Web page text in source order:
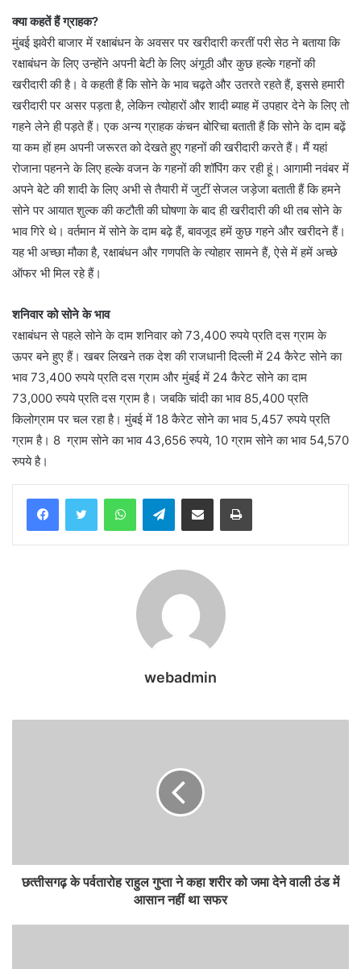
क्या कहतें हैं ग्राहक?
मुंबई झवेरी बाजार में रक्षाबंधन के अवसर पर खरीदारी करतीं परी सेठ ने बताया कि
रक्षाबंधन के लिए उन्होंने अपनी बेटी के लिए अंगूठी और कुछ हल्के गहनों की
खरीदारी की है। वे कहती हैं कि सोने के भाव चढ़ते और उतरते रहते हैं, इससे हमारी
खरीदारी पर असर पड़ता है, लेकिन त्योहारों और शादी ब्याह में उपहार देने के लिए तो
गहने लेने ही पड़ते हैं। एक अन्य ग्राहक कंचन बोरिचा बताती हैं कि सोने के दाम बढ़ें
या कम हों हम अपनी जरूरत को देखते हुए गहनों की खरीदारी करते हैं। मैं यहां
रोजाना पहनने के लिए हल्के वजन के गहनों की शॉपिंग कर रही हूं। आगामी नवंबर में
अपने बेटे की शादी के लिए अभी से तैयारी में जुटीं सेजल जड़ेजा बताती हैं कि हमने
सोने पर आयात शुल्क की कटौती की घोषणा के बाद ही खरीदारी की थी तब सोने के
भाव गिरे थे। वर्तमान में सोने के दाम बढ़े हैं, बावजूद हमें कुछ गहने और खरीदने हैं।
यह भी अच्छा मौका है, रक्षाबंधन और गणपति के त्योहार सामने हैं, ऐसे में हमें अच्छे
ऑफर भी मिल रहे हैं।
शनिवार को सोने के भाव
रक्षाबंधन से पहले सोने के दाम शनिवार को 73,400 रुपये प्रति दस ग्राम के
ऊपर बने हुए हैं। खबर लिखने तक देश की राजधानी दिल्ली में 24 कैरेट सोने का
भाव 73,400 रुपये प्रति दस ग्राम और मुंबई में 24 कैरेट सोने का दाम
73,000 रुपये प्रति दस ग्राम है। जबकि चांदी का भाव 85,400 प्रति
किलोग्राम पर चल रहा है। मुंबई में 18 कैरेट सोने का भाव 5,457 रुपये प्रति
ग्राम है। 8 ग्राम सोने का भाव 43,656 रुपये, 10 ग्राम सोने का भाव 54,570
रुपये है।
WhatsAppTelegramShare via Email Print
webadmin
छत्‍तीसगढ़ के पर्वतारोह राहुल गुप्ता ने कहा शरीर को जमा देने वाली ठंड में
आसान नहीं था सफर